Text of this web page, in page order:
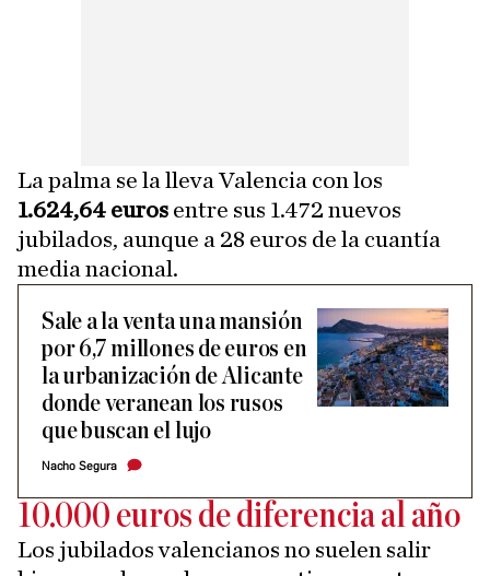
La palma se la lleva Valencia con los
1.624,64 euros entre sus 1.472 nuevos
jubilados, aunque a 28 euros de la cuantía
media nacional.
Sale a la venta una mansión
por 6,7 millones de euros en
la urbanización de Alicante
donde veranean los rusos
que buscan el lujo
Nacho Segura
10.000 euros de diferencia al año
Los jubilados valencianos no suelen salir